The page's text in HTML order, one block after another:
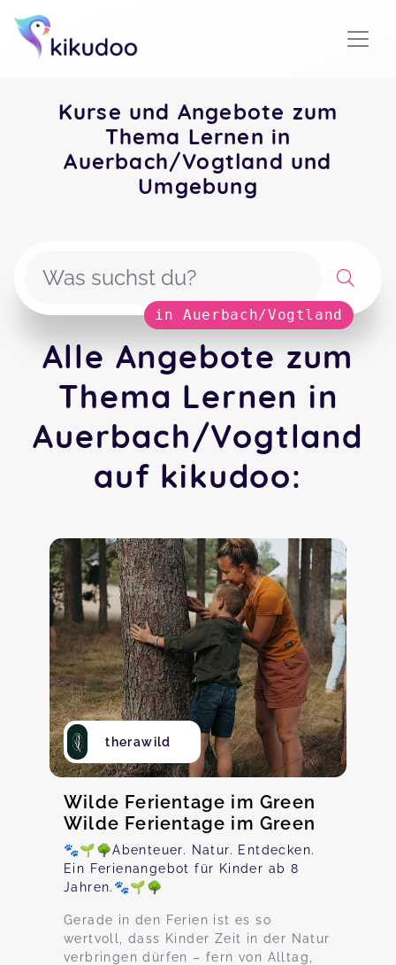
Kurse und Angebote zum
Thema Lernen in
Auerbach/Vogtland und
Umgebung
in Auerbach/Vogtland
Alle Angebote zum
Thema Lernen in
Auerbach/Vogtland
auf kikudoo:
therawild
Wilde Ferientage im Green
Wilde Ferientage im Green
🐾🌱🌳Abenteuer. Natur. Entdecken.
Ein Ferienangebot für Kinder ab 8
Jahren.🐾🌱🌳
Gerade in den Ferien ist es so
wertvoll, dass Kinder Zeit in der Natur
verbringen dürfen – fern von Alltag,